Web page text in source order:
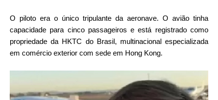
O piloto era o único tripulante da aeronave. O avião tinha
capacidade para cinco passageiros e está registrado como
propriedade da HKTC do Brasil, multinacional especializada
em comércio exterior com sede em Hong Kong.